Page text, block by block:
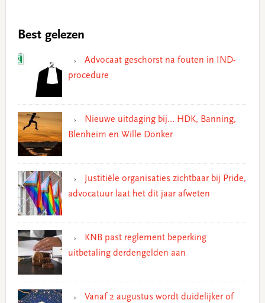
Best gelezen
Advocaat geschorst na fouten in IND-
procedure
Nieuwe uitdaging bij… HDK, Banning,
Blenheim en Wille Donker
Justitiële organisaties zichtbaar bij Pride,
advocatuur laat het dit jaar afweten
KNB past reglement beperking
uitbetaling derdengelden aan
Vanaf 2 augustus wordt duidelijker of